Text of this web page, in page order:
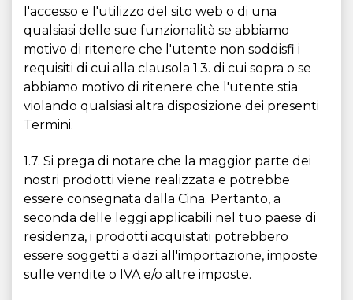
l'accesso e l'utilizzo del sito web o di una
qualsiasi delle sue funzionalità se abbiamo
motivo di ritenere che l'utente non soddisfi i
requisiti di cui alla clausola 1.3. di cui sopra o se
abbiamo motivo di ritenere che l'utente stia
violando qualsiasi altra disposizione dei presenti
Termini.
1.7. Si prega di notare che la maggior parte dei
nostri prodotti viene realizzata e potrebbe
essere consegnata dalla Cina. Pertanto, a
seconda delle leggi applicabili nel tuo paese di
residenza, i prodotti acquistati potrebbero
essere soggetti a dazi all'importazione, imposte
sulle vendite o IVA e/o altre imposte.